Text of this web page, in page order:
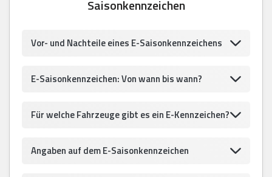
Saisonkennzeichen
Vor- und Nachteile eines E-Saisonkennzeichens
E-Saisonkennzeichen: Von wann bis wann?
Für welche Fahrzeuge gibt es ein E-Kennzeichen?
Angaben auf dem E-Saisonkennzeichen